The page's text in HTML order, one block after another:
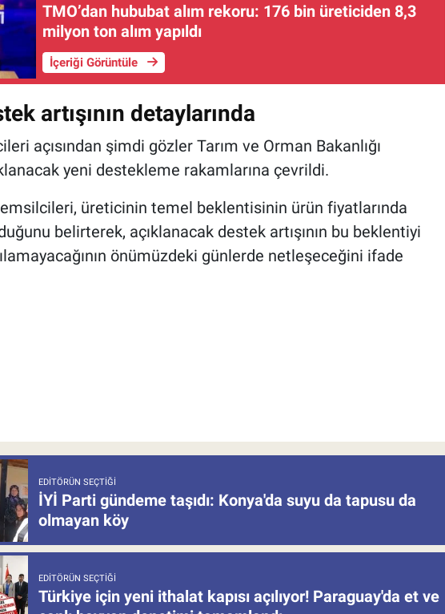
TMO’dan hububat alım rekoru: 176 bin üreticiden 8,3
milyon ton alım yapıldı
İçeriği Görüntüle
artışının detaylarında
açısından şimdi gözler Tarım ve Orman Bakanlığı
yeni destekleme rakamlarına çevrildi.
üreticinin temel beklentisinin ürün fiyatlarında
belirterek, açıklanacak destek artışının bu beklentiyi
önümüzdeki günlerde netleşeceğini ifade
EDITÖRÜN SEÇTIĞI
İYİ Parti gündeme taşıdı: Konya'da suyu da tapusu da
olmayan köy
EDITÖRÜN SEÇTIĞI
Türkiye için yeni ithalat kapısı açılıyor! Paraguay'da et ve